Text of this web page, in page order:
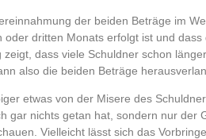
der beiden Beträge im
dritten Monats erfolgt ist und
dass viele Schuldner schon
also die beiden Beträge
etwas von der Misere des
gar nichts getan hat, sondern nur
Vielleicht lässt sich das